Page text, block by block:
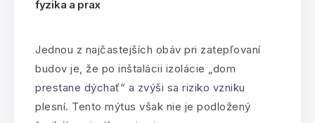
fyzika a prax
Jednou z najčastejších obáv pri zatepľovaní
budov je, že po inštalácii izolácie „dom
prestane dýchať“ a zvýši sa riziko vzniku
plesní. Tento mýtus však nie je podložený